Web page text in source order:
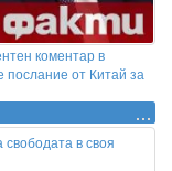
коментар в
послание от Китай за
в своя